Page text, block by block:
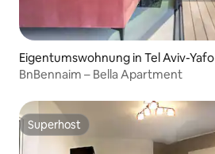
Eigentumswohnung in Tel Aviv-Yafo
BnBennaim – Bella Apartment
Superhost
Superhost